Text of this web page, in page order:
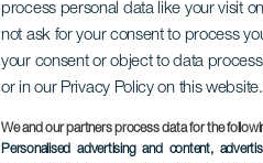
process personal data like your visit
not ask for your consent to process
your consent or object to data
or in our Privacy Policy on this website.
We and our partners process data for the
Personalised advertising and content,